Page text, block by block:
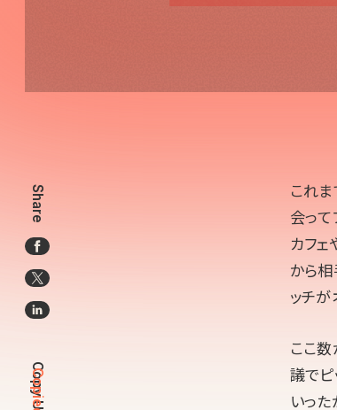
Share
Copy URL
Copied!
これ
会って
カフ
から相
ッチが
ここ
議でピ
いった